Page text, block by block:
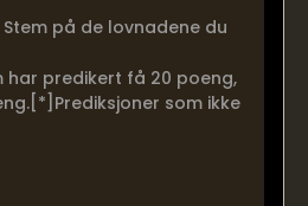
på de lovnadene du
predikert få 20 poeng,
som ikke